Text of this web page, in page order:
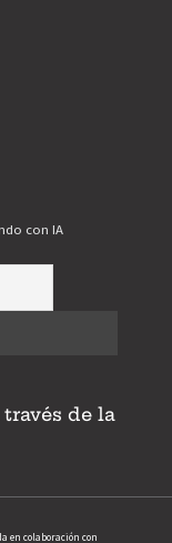
con IA
de la
en colaboración con